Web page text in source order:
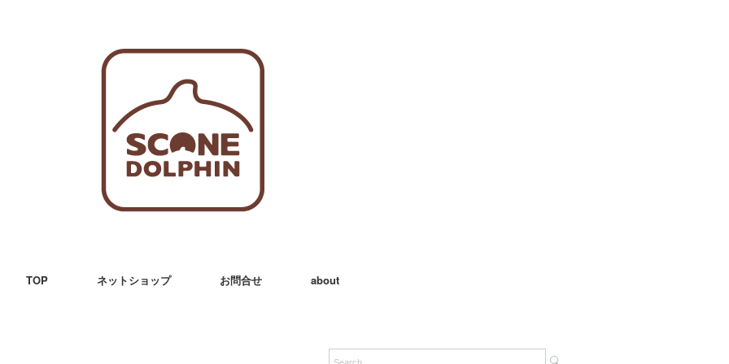
TOP ネットショップ お問合せ about